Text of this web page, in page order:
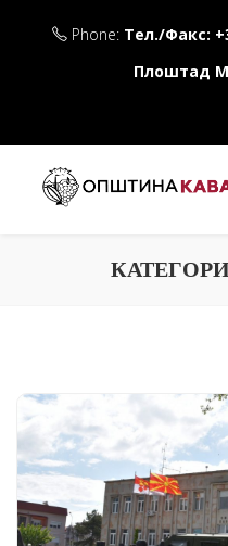
Phone: Тел./Факс:
Плоштад